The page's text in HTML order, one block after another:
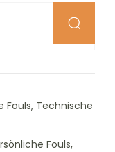
Fouls, Technische
Fouls,